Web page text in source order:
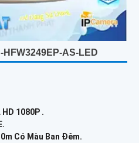
AS-LED
HD 1080P .
Có Màu Ban Đêm.